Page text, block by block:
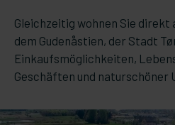
Gleichzeitig wohnen Sie direkt
dem Gudenåstien, der Stadt
Einkaufsmöglichkeiten,
Geschäften und naturschöner